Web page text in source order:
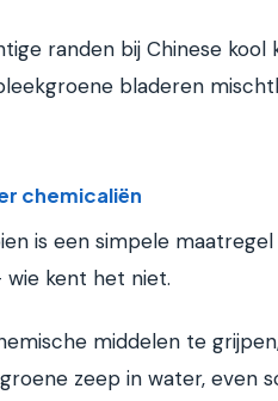
randen bij Chinese kool
bladeren
chemicaliën
is een simpele maatregel
wie kent het niet.
middelen te
zeep in water, even